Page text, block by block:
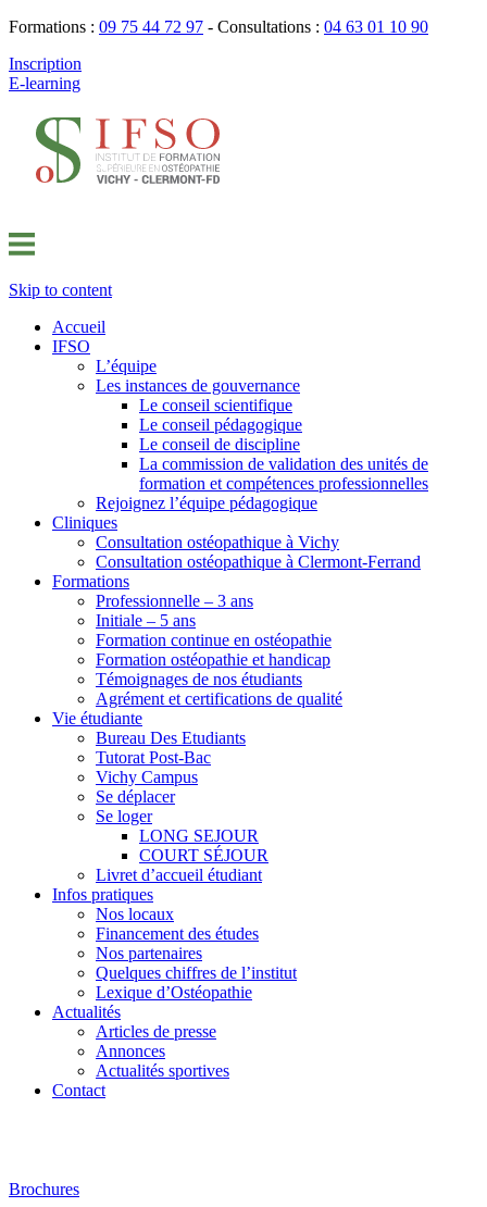
Formations : 09 75 44 72 97 - Consultations : 04 63 01 10 90
Inscription
E-learning
Skip to content
Accueil
IFSO
L’équipe
Les instances de gouvernance
Le conseil scientifique
Le conseil pédagogique
Le conseil de discipline
La commission de validation des unités de
formation et compétences professionnelles
Rejoignez l’équipe pédagogique
Cliniques
Consultation ostéopathique à Vichy
Consultation ostéopathique à Clermont-Ferrand
Formations
Professionnelle – 3 ans
Initiale – 5 ans
Formation continue en ostéopathie
Formation ostéopathie et handicap
Témoignages de nos étudiants
Agrément et certifications de qualité
Vie étudiante
Bureau Des Etudiants
Tutorat Post-Bac
Vichy Campus
Se déplacer
Se loger
LONG SEJOUR
COURT SÉJOUR
Livret d’accueil étudiant
Infos pratiques
Nos locaux
Financement des études
Nos partenaires
Quelques chiffres de l’institut
Lexique d’Ostéopathie
Actualités
Articles de presse
Annonces
Actualités sportives
Contact
Brochures